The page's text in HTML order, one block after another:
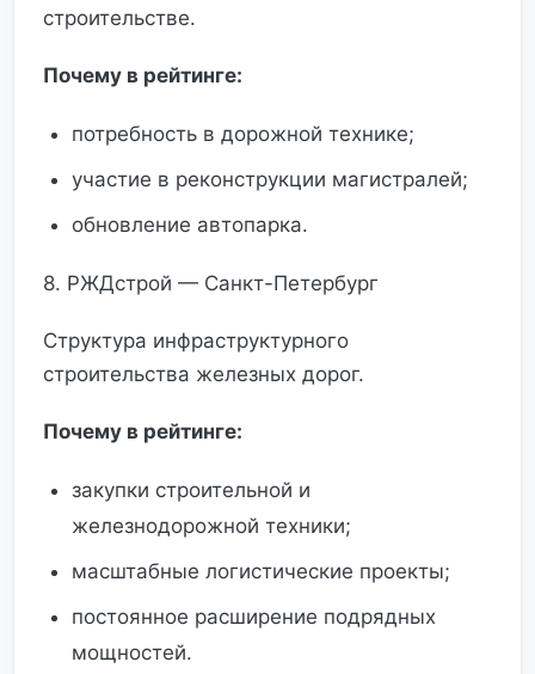
строительстве.
Почему в рейтинге:
потребность в дорожной технике;
участие в реконструкции магистралей;
обновление автопарка.
8. РЖДстрой — Санкт-Петербург
Структура инфраструктурного
строительства железных дорог.
Почему в рейтинге:
закупки строительной и
железнодорожной техники;
масштабные логистические проекты;
постоянное расширение подрядных
мощностей.